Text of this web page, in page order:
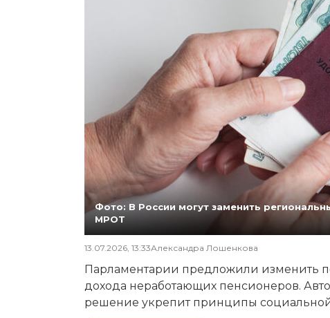
Фото: В России могут заменить
МРОТ
13.07.2026, 13:33Александра Лошенкова
Парламентарии предложили изменить
дохода неработающих пенсионеров.
решение укрепит принципы